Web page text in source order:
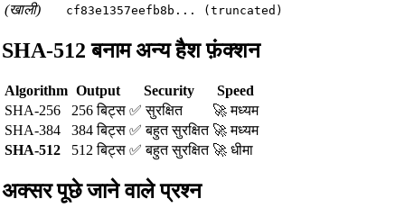
(खाली) cf83e1357eefb8b... (truncated)
SHA-512 बनाम अन्य हैश फ़ंक्शन
Algorithm Output Security
Speed
SHA-256
256 बिट्स ✅ सुरक्षित
🚀 मध्यम
SHA-384
384 बिट्स ✅ बहुत सुरक्षित 🚀 मध्यम
SHA-512
512 बिट्स ✅ बहुत सुरक्षित 🚀 धीमा
अक्सर पूछे जाने वाले प्रश्न